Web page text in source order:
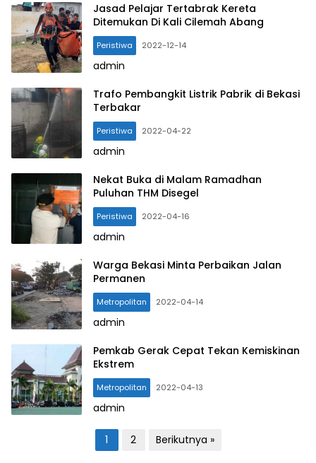
Jasad Pelajar Tertabrak Kereta
Ditemukan Di Kali Cilemah Abang
Peristiwa 2022-12-14
admin
Trafo Pembangkit Listrik Pabrik di Bekasi
Terbakar
Peristiwa 2022-04-22
admin
Nekat Buka di Malam Ramadhan
Puluhan THM Disegel
Peristiwa 2022-04-16
admin
Warga Bekasi Minta Perbaikan Jalan
Permanen
Metropolitan 2022-04-14
admin
Pemkab Gerak Cepat Tekan Kemiskinan
Ekstrem
Metropolitan 2022-04-13
admin
1 2 Berikutnya »